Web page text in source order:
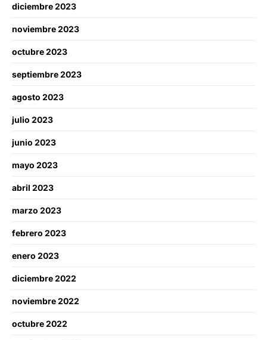
diciembre 2023
noviembre 2023
octubre 2023
septiembre 2023
agosto 2023
julio 2023
junio 2023
mayo 2023
abril 2023
marzo 2023
febrero 2023
enero 2023
diciembre 2022
noviembre 2022
octubre 2022